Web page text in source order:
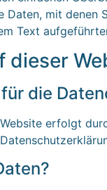
Daten, mit
Text
dieser
die
erfolgt